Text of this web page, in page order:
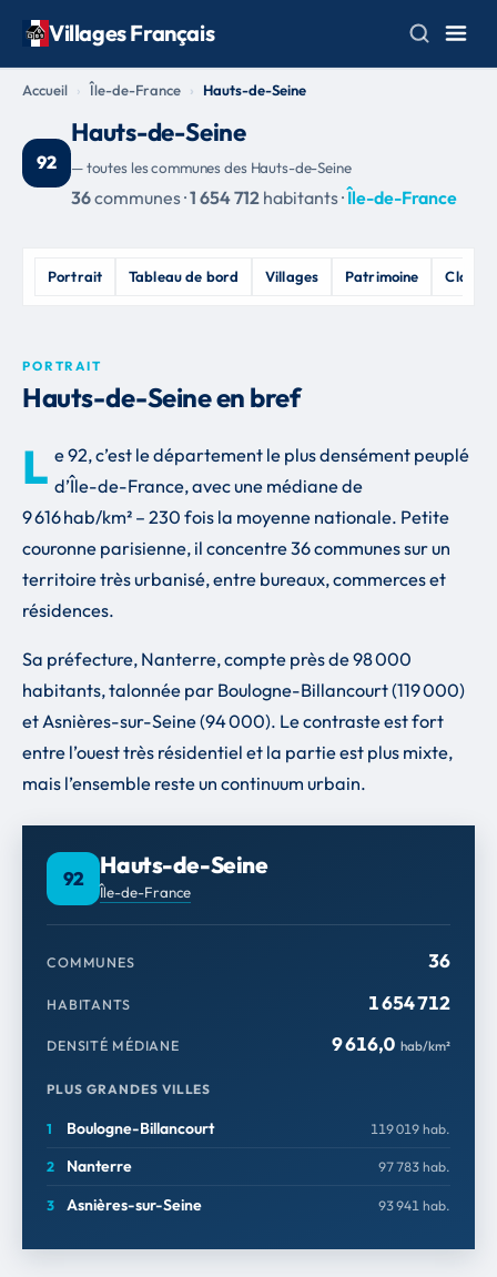
Villages Français
Accueil Île-de-France Hauts-de-Seine
92
Hauts-de-Seine
— toutes les communes des Hauts-de-Seine
36communes ·1 654 712 habitants ·Île-de-France
Portrait Tableau de bord Villages Patrimoine
PORTRAIT
Hauts-de-Seine en bref
L e 92, c’est le département le plus densément peuplé
d’Île-de-France, avec une médiane de
9 616 hab/km² – 230 fois la moyenne nationale. Petite
couronne parisienne, il concentre 36 communes sur un
territoire très urbanisé, entre bureaux, commerces et
résidences.
Sa préfecture, Nanterre, compte près de 98 000
habitants, talonnée par Boulogne-Billancourt (119 000)
et Asnières-sur-Seine (94 000). Le contraste est fort
entre l’ouest très résidentiel et la partie est plus mixte,
mais l’ensemble reste un continuum urbain.
92 Hauts-de-Seine
Île-de-France
COMMUNES 36
HABITANTS 1 654 712
DENSITÉ MÉDIANE 9 616,0 hab/km²
PLUS GRANDES VILLES
Boulogne-Billancourt 119 019 hab.
Nanterre 97 783 hab.
Asnières-sur-Seine 93 941 hab.